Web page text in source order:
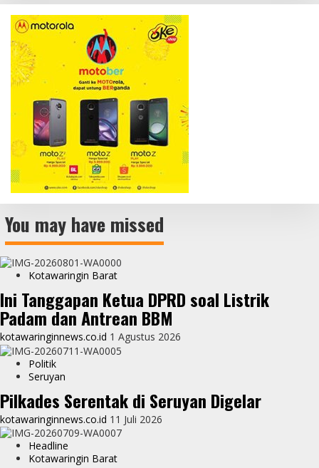
You may have missed
Kotawaringin Barat
Ini Tanggapan Ketua DPRD soal Listrik
Padam dan Antrean BBM
kotawaringinnews.co.id 1 Agustus 2026
Politik
Seruyan
Pilkades Serentak di Seruyan Digelar
kotawaringinnews.co.id 11 Juli 2026
Headline
Kotawaringin Barat